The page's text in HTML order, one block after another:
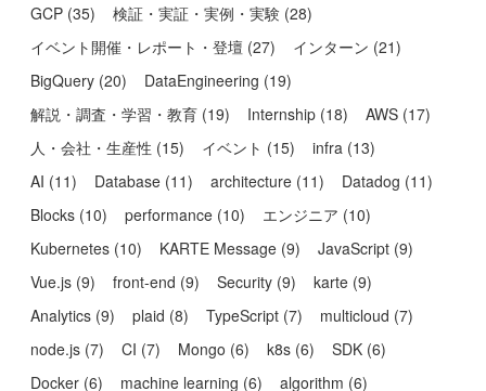
GCP (35) 検証・実証・実例・実験 (28)
イベント開催・レポート・登壇 (27) インターン (21)
BigQuery (20) DataEngineering (19)
解説・調査・学習・教育 (19) Internship (18) AWS (17)
人・会社・生産性 (15) イベント (15) infra (13)
AI (11) Database (11) architecture (11) Datadog (11)
Blocks (10) performance (10) エンジニア (10)
Kubernetes (10) KARTE Message (9) JavaScript (9)
Vue.js (9) front-end (9) Security (9) karte (9)
Analytics (9) plaid (8) TypeScript (7) multicloud (7)
node.js (7) CI (7) Mongo (6) k8s (6) SDK (6)
Docker (6) machine learning (6) algorithm (6)